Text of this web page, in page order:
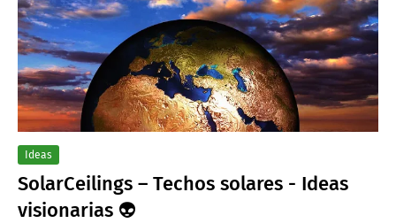
Ideas
SolarCeilings – Techos solares - Ideas
visionarias 👽